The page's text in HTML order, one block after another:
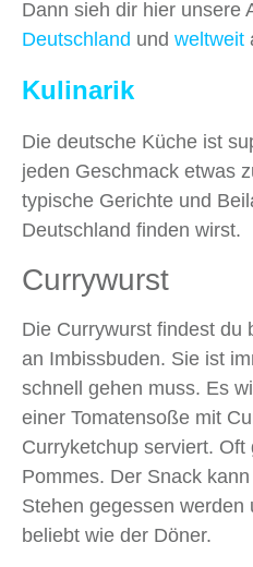
Dann sieh dir hier unsere
Deutschland und weltweit
Kulinarik
Die deutsche Küche ist
jeden Geschmack etwas
typische Gerichte und
Deutschland finden wirst.
Currywurst
Die Currywurst findest du
an Imbissbuden. Sie ist
schnell gehen muss. Es
einer Tomatensoße mit
Curryketchup serviert. Oft
Pommes. Der Snack
Stehen gegessen
beliebt wie der Döner.